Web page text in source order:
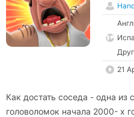
21
Как достать соседа - одна
головоломок начала 2000- х